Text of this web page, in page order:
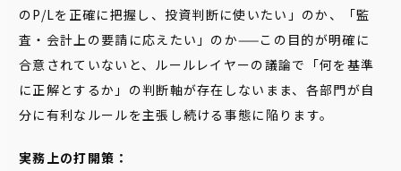
のP/Lを正確に把握し、投資判断に使いたい」のか、「監
査・会計上の要請に応えたい」のか——この目的が明確に
合意されていないと、ルールレイヤーの議論で「何を基準
に正解とするか」の判断軸が存在しないまま、各部門が自
分に有利なルールを主張し続ける事態に陥ります。
実務上の打開策：